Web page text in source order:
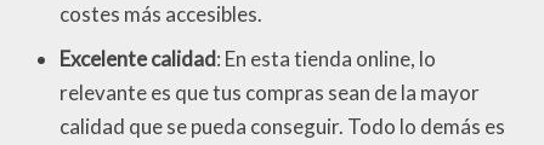
costes más accesibles.
Excelente calidad: En esta tienda online, lo
relevante es que tus compras sean de la mayor
calidad que se pueda conseguir. Todo lo demás es